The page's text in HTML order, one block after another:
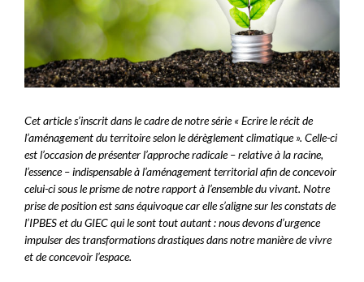
Cet article s’inscrit dans le cadre de notre série « Ecrire le récit de
l’aménagement du territoire selon le dérèglement climatique ». Celle-ci
est l’occasion de présenter l’approche radicale – relative à la racine,
l’essence – indispensable à l’aménagement territorial afin de concevoir
celui-ci sous le prisme de notre rapport à l’ensemble du vivant. Notre
prise de position est sans équivoque car elle s’aligne sur les constats de
l’IPBES et du GIEC qui le sont tout autant : nous devons d’urgence
impulser des transformations drastiques dans notre manière de vivre
et de concevoir l’espace.